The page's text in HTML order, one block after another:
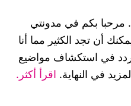
. مرحبا بكم في مدونتي
أن تجد الكثير مما أنا
في استكشاف مواضيع
في النهاية. اقرأ أكثر.